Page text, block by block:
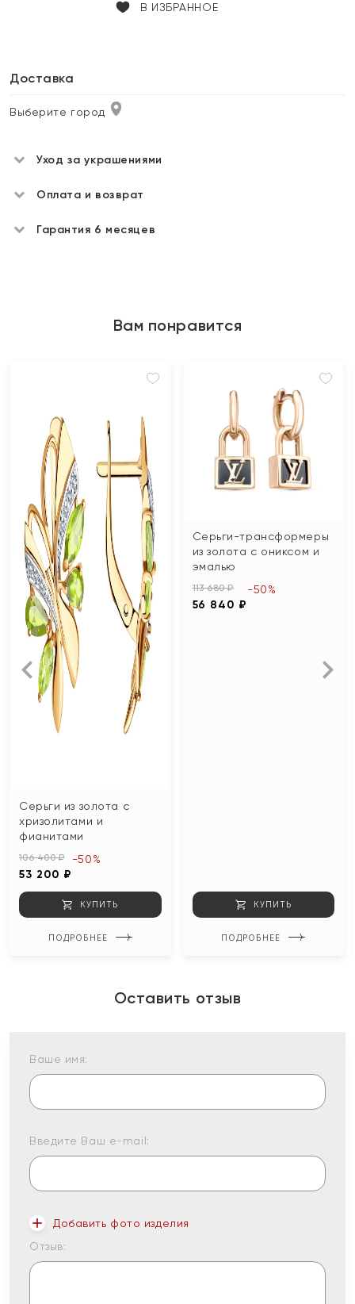
В ИЗБРАННОЕ
Доставка
Выберите город
Уход за украшениями
Оплата и возврат
Гарантия 6 месяцев
Вам понравится
Серьги из золота с
хризолитами и
фианитами
106 400 ₽
53 200 ₽
-50%
КУПИТЬ
ПОДРОБНЕЕ
Серьги-трансформеры
из золота с ониксом и
эмалью
113 680 ₽
56 840 ₽
-50%
КУПИТЬ
ПОДРОБНЕЕ
Оставить отзыв
Ваше имя:
Введите Ваш e-mail:
Добавить фото изделия
Отзыв: